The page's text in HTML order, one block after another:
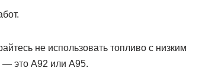
не использовать топливо с низким
— это А92 или А95.